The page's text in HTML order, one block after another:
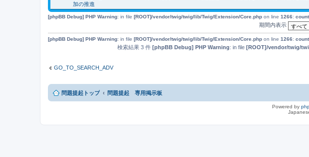
加の推進
[phpBB Debug] PHP Warning: in file [ROOT]/vendor/twig/twig/lib/Twig/Extension/Core.php on line 1266:
期間内表示
[phpBB Debug] PHP Warning: in file [ROOT]/vendor/twig/twig/lib/Twig/Extension/Core.php on line 1266:
検索結果 3 件 [phpBB Debug] PHP Warning: in file [ROOT]/vendor/twig/
GO_TO_SEARCH_ADV
問題提起トップ 問題提起 専用掲示板
Powered by